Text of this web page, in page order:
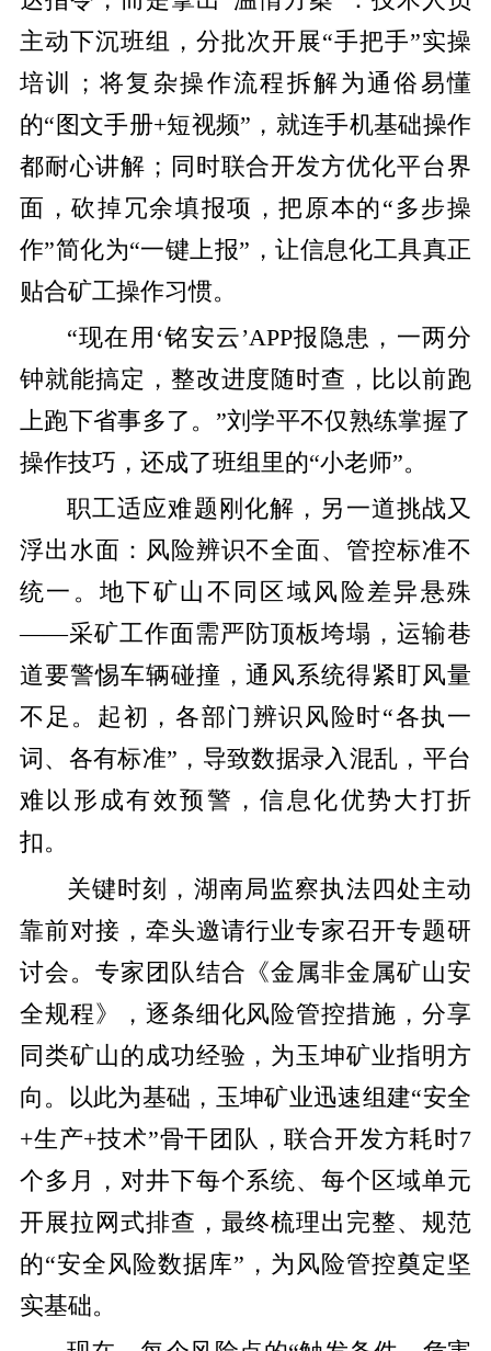
主动下沉班组，分批次开展“手把手”实操
培训；将复杂操作流程拆解为通俗易懂
的“图文手册+短视频”，就连手机基础操作
都耐心讲解；同时联合开发方优化平台界
面，砍掉冗余填报项，把原本的“多步操
作”简化为“一键上报”，让信息化工具真正
贴合矿工操作习惯。
“现在用‘铭安云’APP报隐患，一两分
钟就能搞定，整改进度随时查，比以前跑
上跑下省事多了。”刘学平不仅熟练掌握了
操作技巧，还成了班组里的“小老师”。
职工适应难题刚化解，另一道挑战又
浮出水面：风险辨识不全面、管控标准不
统一。地下矿山不同区域风险差异悬殊
——采矿工作面需严防顶板垮塌，运输巷
道要警惕车辆碰撞，通风系统得紧盯风量
不足。起初，各部门辨识风险时“各执一
词、各有标准”，导致数据录入混乱，平台
难以形成有效预警，信息化优势大打折
扣。
关键时刻，湖南局监察执法四处主动
靠前对接，牵头邀请行业专家召开专题研
讨会。专家团队结合《金属非金属矿山安
全规程》，逐条细化风险管控措施，分享
同类矿山的成功经验，为玉坤矿业指明方
向。以此为基础，玉坤矿业迅速组建“安全
+生产+技术”骨干团队，联合开发方耗时7
个多月，对井下每个系统、每个区域单元
开展拉网式排查，最终梳理出完整、规范
的“安全风险数据库”，为风险管控奠定坚
实基础。